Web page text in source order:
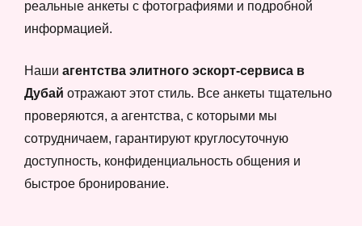
реальные анкеты с фотографиями и подробной
информацией.
Наши агентства элитного эскорт-сервиса в
Дубай отражают этот стиль. Все анкеты тщательно
проверяются, а агентства, с которыми мы
сотрудничаем, гарантируют круглосуточную
доступность, конфиденциальность общения и
быстрое бронирование.